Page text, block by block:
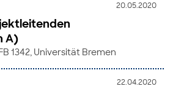
20.05.2020
A)
1342, Universität Bremen
22.04.2020